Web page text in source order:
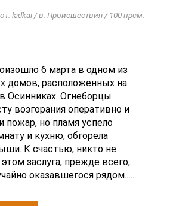
ladkai / в:Происшествия/ 100 прсм.
6 марта в одном из
домов, расположенных на
Осинниках. Огнеборцы
возгорания оперативно и
пожар, но пламя успело
и кухню, обгорела
К счастью, никто не
заслуга, прежде всего,
оказавшегося рядом.…...